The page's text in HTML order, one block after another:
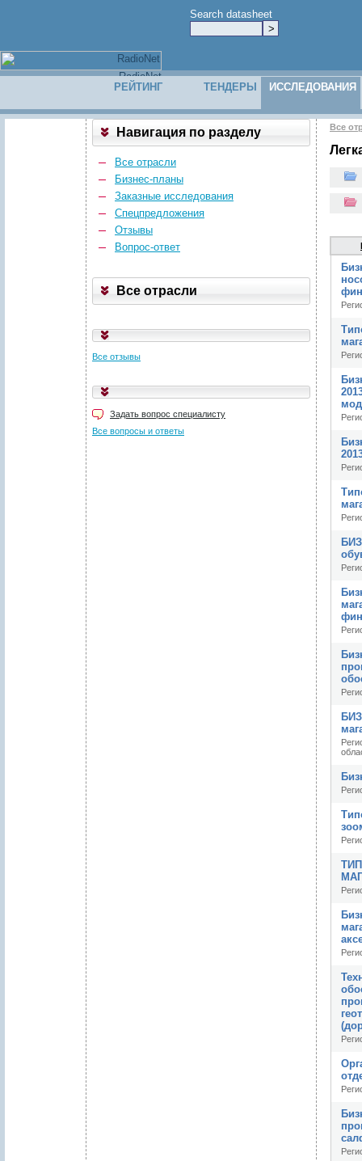
Search datasheet
РЕЙТИНГ ТЕНДЕРЫ ИССЛЕДОВАНИЯ
Навигация по разделу
Все отрасли
Бизнес-планы
Заказные исследования
Спецпредложения
Отзывы
Вопрос-ответ
Все отрасли
Все отзывы
Задать вопрос специалисту
Все вопросы и ответы
Все